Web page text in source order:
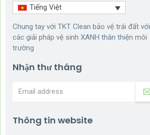
Tiếng Việt
Chung tay với TKT Clean bảo vệ trái đất với
các giải pháp vệ sinh XANH thân thiện môi
trường
Nhận thư tháng
Thông tin website